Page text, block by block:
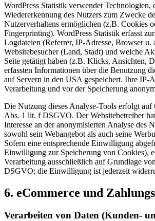
WordPress Statistik verwendet Technologien,
Wiedererkennung des Nutzers zum Zwecke
Nutzerverhaltens ermöglichen (z.B. Cookies
Fingerprinting). WordPress Statistik erfasst
Logdateien (Referrer, IP-Adresse, Browser u.
Websitebesucher (Land, Stadt) und welche
Seite getätigt haben (z.B. Klicks, Ansichten,
erfassten Informationen über die Benutzung
auf Servern in den USA gespeichert. Ihre IP-
Verarbeitung und vor der Speicherung
Die Nutzung dieses Analyse-Tools erfolgt
Abs. 1 lit. f DSGVO. Der Websitebetreiber
Interesse an der anonymisierten Analyse des
sowohl sein Webangebot als auch seine
Sofern eine entsprechende Einwilligung
Einwilligung zur Speicherung von Cookies),
Verarbeitung ausschließlich auf Grundlage
DSGVO; die Einwilligung ist jederzeit
6. eCommerce und
Verarbeiten von Daten (Kunden-